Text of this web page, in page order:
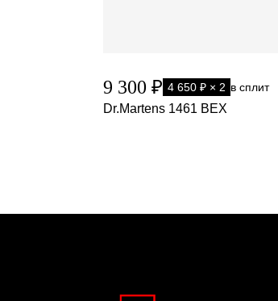
9 300 ₽ 4 650 ₽ × 2 в сплит
Dr.Martens 1461 BEX